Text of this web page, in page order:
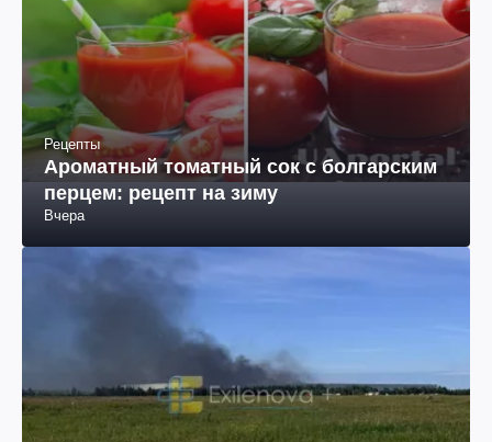
Рецепты
Ароматный томатный сок с болгарским
перцем: рецепт на зиму
Вчера